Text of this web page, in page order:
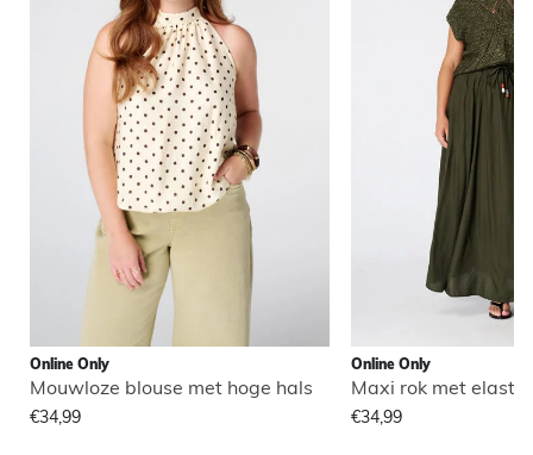
Online Only
Mouwloze blouse met hoge hals
€34,99
Online Only
Maxi rok met
€34,99